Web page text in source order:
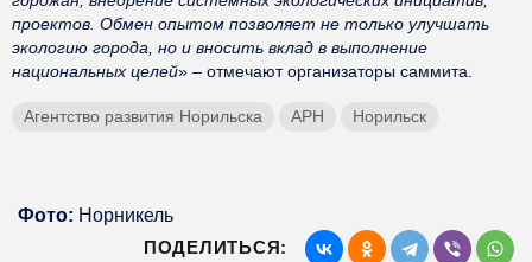
проектов. Обмен опытом позволяет не только улучшать
экологию города, но и вносить вклад в выполнение
национальных целей» – отмечают организаторы саммита.
Агентство развития Норильска АРН Норильск
Фото: Норникель
ПОДЕЛИТЬСЯ: